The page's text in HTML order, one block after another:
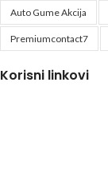
Auto Gume Akcija
Premiumcontact7
Korisni linkovi